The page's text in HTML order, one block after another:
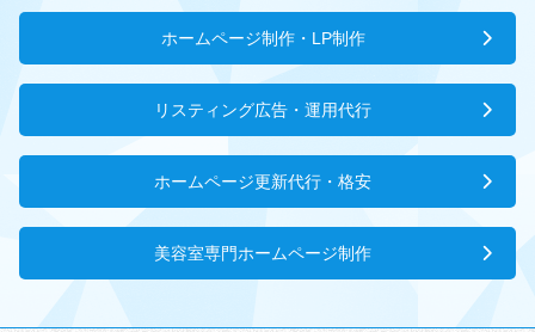
ホームページ制作・LP制作
リスティング広告・運用代行
ホームページ更新代行・格安
美容室専門ホームページ制作